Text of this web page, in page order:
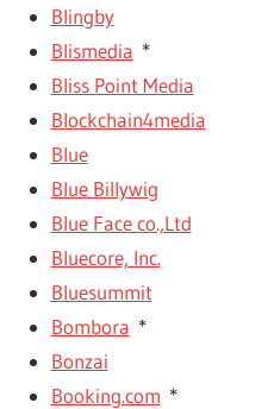
Blingby
Blismedia *
Bliss Point Media
Blockchain4media
Blue
Blue Billywig
Blue Face co.,Ltd
Bluecore, Inc.
Bluesummit
Bombora *
Bonzai
Booking.com *